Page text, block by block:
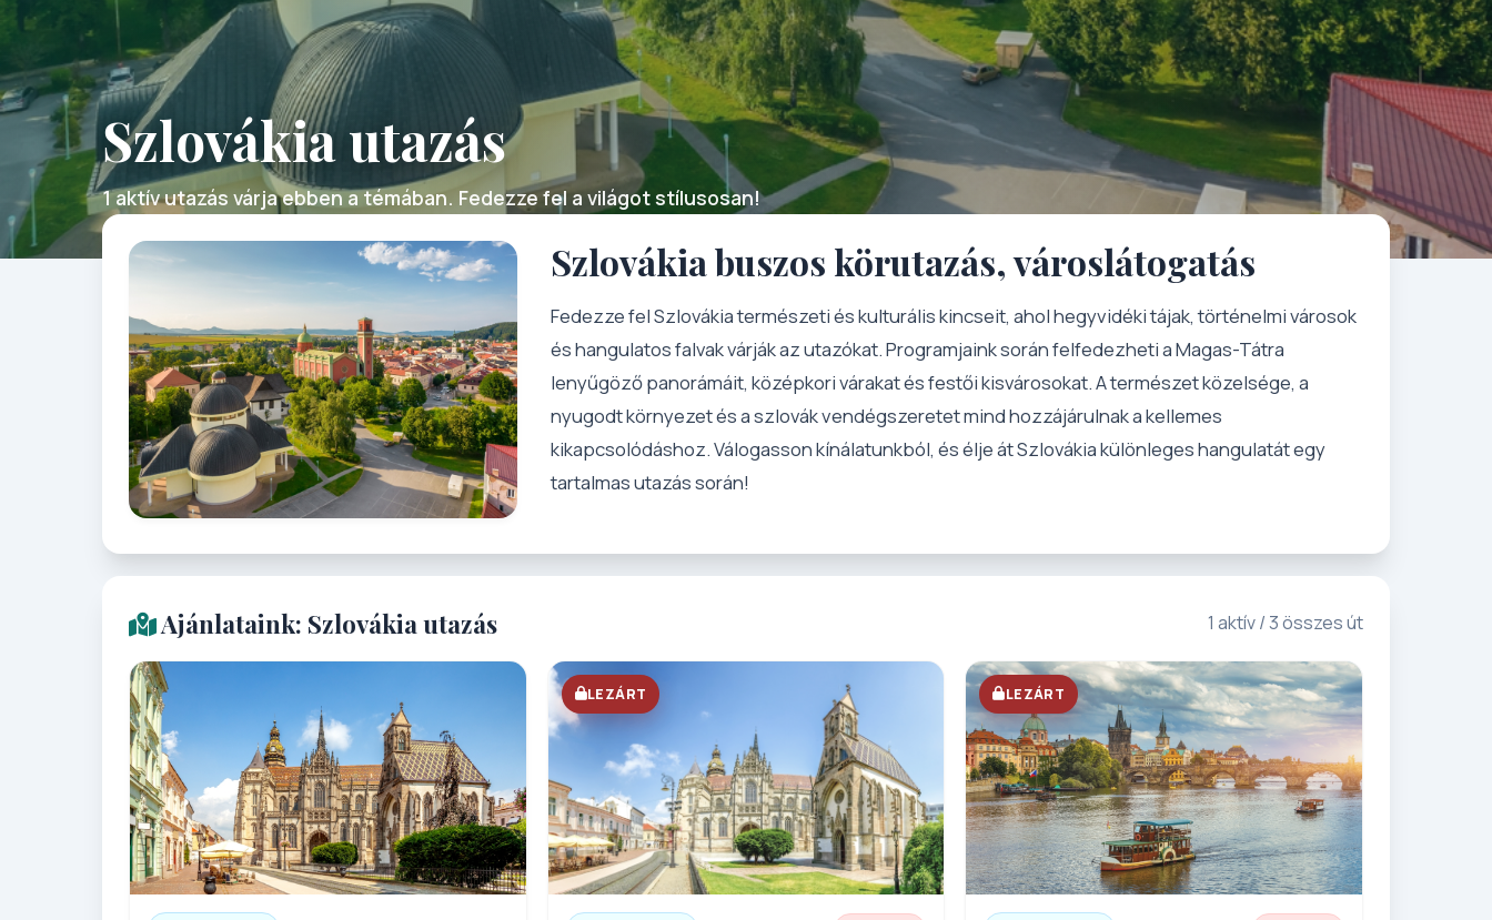
Szlovákia utazás
1 aktív utazás várja ebben a témában. Fedezze fel a világot stílusosan!
Szlovákia buszos körutazás, városlátogatás
Fedezze fel Szlovákia természeti és kulturális kincseit, ahol hegyvidéki tájak, történelmi városok
és hangulatos falvak várják az utazókat. Programjaink során felfedezheti a Magas-Tátra
lenyűgöző panorámáit, középkori várakat és festői kisvárosokat. A természet közelsége, a
nyugodt környezet és a szlovák vendégszeretet mind hozzájárulnak a kellemes
kikapcsolódáshoz. Válogasson kínálatunkból, és élje át Szlovákia különleges hangulatát egy
tartalmas utazás során!
Ajánlataink: Szlovákia utazás 1 aktív / 3 összes út
LEZÁRT LEZÁRT